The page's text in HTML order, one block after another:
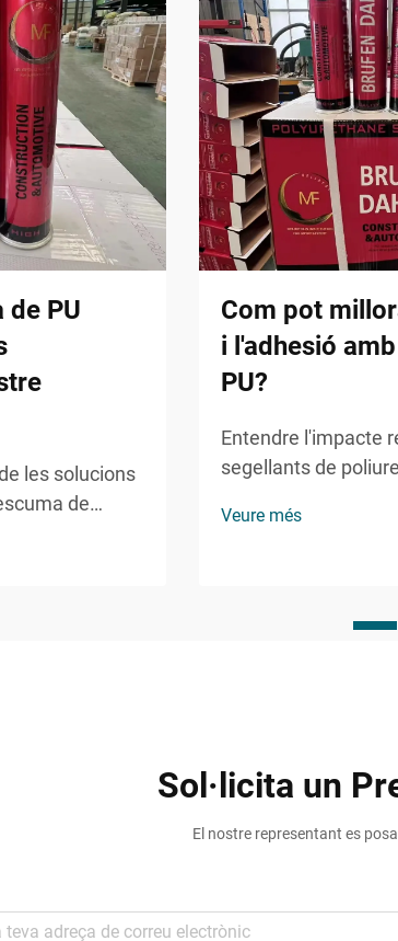
de PU
les solucions
de
versatilitat
Com pot
i l'adhesió
PU?
Entendre l'impacte
segellants de
manteniment ha
Veure més
Sol·licita un
El nostre representant es